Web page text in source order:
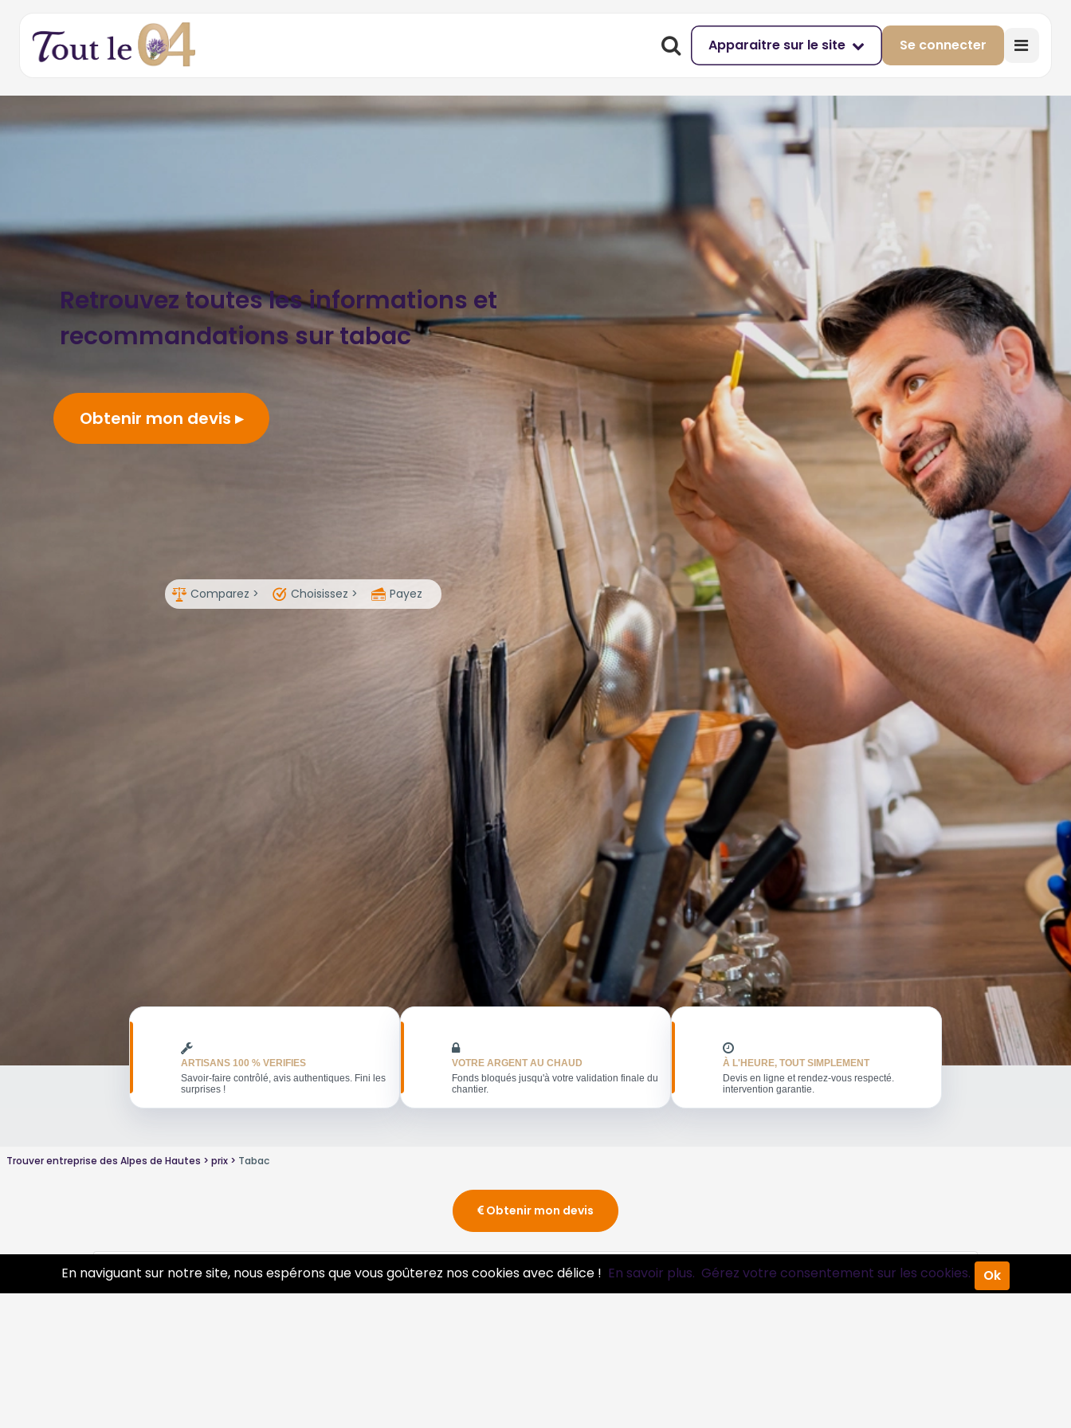
Apparaitre sur le site Se connecter
Retrouvez toutes les informations et
recommandations sur tabac
Obtenir mon devis
Comparez > Choisissez > Payez
ARTISANS 100 % VERIFIES
Savoir-faire contrôlé, avis authentiques. Fini les
surprises !
VOTRE ARGENT AU CHAUD
Fonds bloqués jusqu'à votre validation finale du
chantier.
À L'HEURE, TOUT SIMPLEMENT
Devis en ligne et rendez-vous respecté.
intervention garantie.
Trouver entreprise des Alpes de Hautes prix Tabac
Obtenir mon devis
Conseils sur Tabac autre 0 pros
En naviguant sur notre site, nous espérons que vous goûterez nos cookies avec délice ! En savoir plus. Gérez votre consentement sur les cookies. Ok